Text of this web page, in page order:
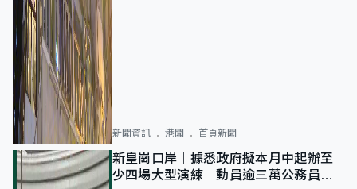
新聞資訊 港聞 首頁新聞
新皇崗口岸｜據悉政府擬本月中起辦至
少四場大型演練 動員逾三萬公務員人